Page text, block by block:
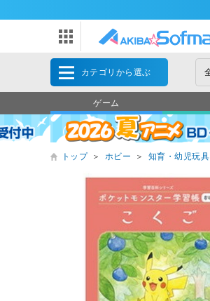
カテゴリから選ぶ
ゲーム
トップ ＞ ホビー ＞ 知育・幼児玩具